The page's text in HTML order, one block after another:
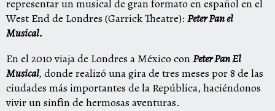
representar un musical de gran formato en español en el
West End de Londres (Garrick Theatre): Peter Pan el
Musical.
En el 2010 viaja de Londres a México conPeter Pan El
Musical, donde realizó una gira de tres meses por 8 de las
ciudades más importantes de la República, haciéndonos
vivir un sinfín de hermosas aventuras.